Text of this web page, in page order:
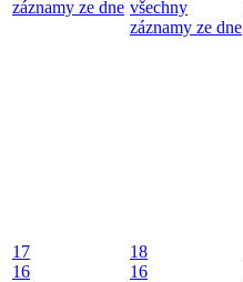
záznamy ze dne všechny
záznamy ze dne
17
16
18
16